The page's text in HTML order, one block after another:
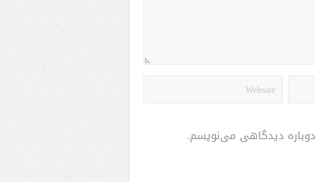
دوباره دیدگاهی می‌نویسم.